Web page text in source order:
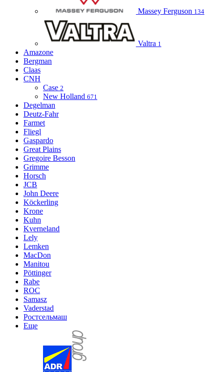
Massey Ferguson 134
Valtra 1
Amazone
Bergman
Claas
CNH
Case 2
New Holland 671
Degelman
Deutz-Fahr
Farmet
Fliegl
Gaspardo
Great Plains
Gregoire Besson
Grimme
Horsch
JCB
John Deere
Köckerling
Krone
Kuhn
Kverneland
Lely
Lemken
MacDon
Manitou
Pöttinger
Rabe
ROC
Samasz
Vaderstad
Ростсельмаш
Еще